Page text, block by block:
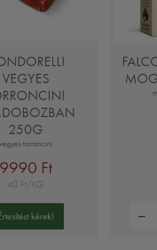
VEGYES
250G
torroncini
9990 Ft
40 Ft/KG
kérek!